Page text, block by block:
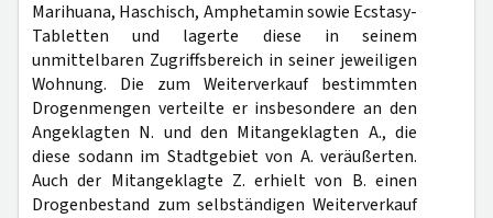
Marihuana, Haschisch, Amphetamin sowie Ecstasy-
Tabletten und lagerte diese in seinem
unmittelbaren Zugriffsbereich in seiner jeweiligen
Wohnung. Die zum Weiterverkauf bestimmten
Drogenmengen verteilte er insbesondere an den
Angeklagten N. und den Mitangeklagten A., die
diese sodann im Stadtgebiet von A. veräußerten.
Auch der Mitangeklagte Z. erhielt von B. einen
Drogenbestand zum selbständigen Weiterverkauf